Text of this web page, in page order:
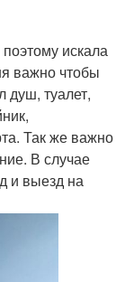
искала
важно чтобы
душ, туалет,
Так же важно
В случае
и выезд на